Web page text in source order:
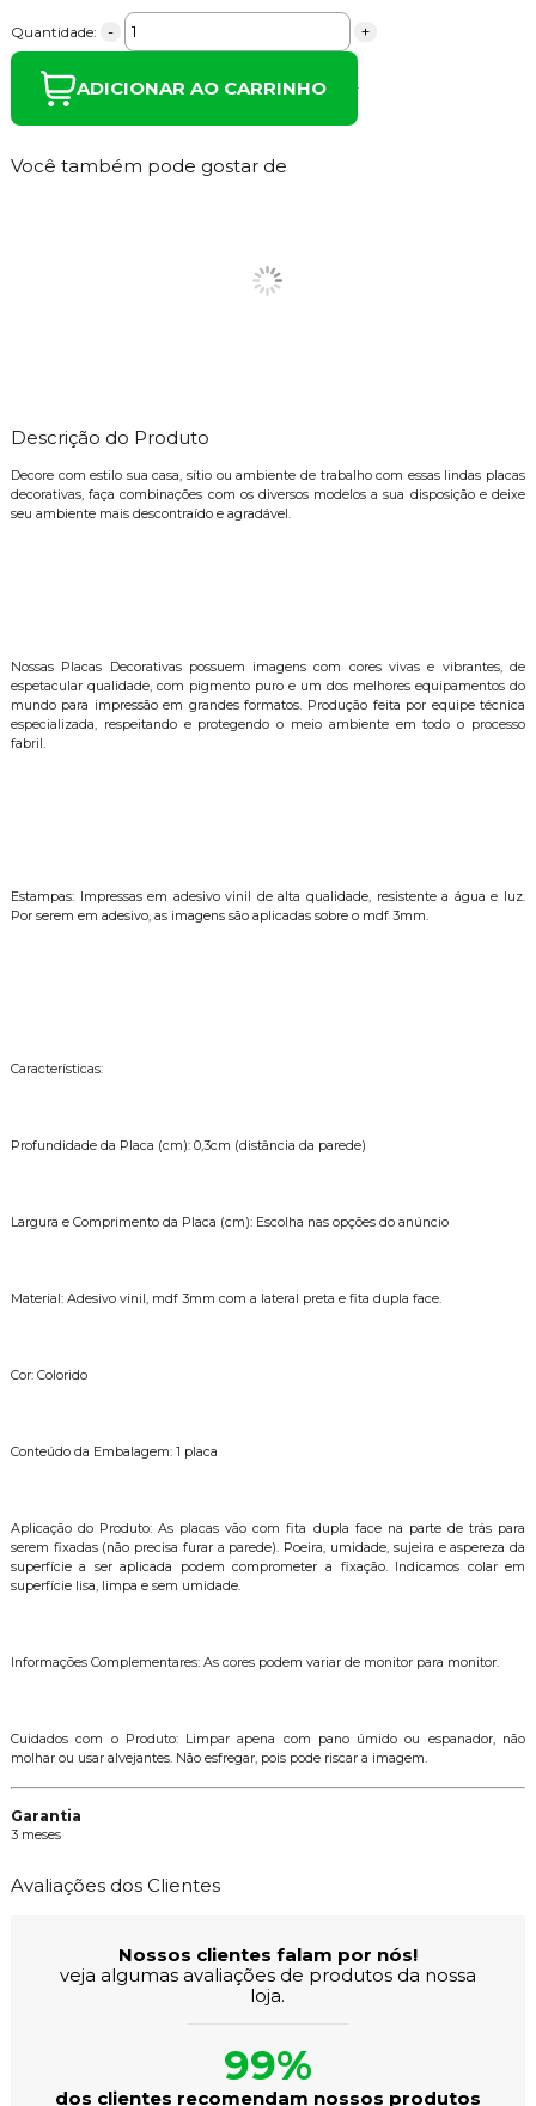
Quantidade: - +
ADICIONAR AO CARRINHO
Você também pode gostar de
Descrição do Produto
Decore com estilo sua casa, sítio ou ambiente de trabalho com essas lindas placas
decorativas, faça combinações com os diversos modelos a sua disposição e deixe
seu ambiente mais descontraído e agradável.
Nossas Placas Decorativas possuem imagens com cores vivas e vibrantes, de
espetacular qualidade, com pigmento puro e um dos melhores equipamentos do
mundo para impressão em grandes formatos. Produção feita por equipe técnica
especializada, respeitando e protegendo o meio ambiente em todo o processo
fabril.
Estampas: Impressas em adesivo vinil de alta qualidade, resistente a água e luz.
Por serem em adesivo, as imagens são aplicadas sobre o mdf 3mm.
Características:
Profundidade da Placa (cm): 0,3cm (distância da parede)
Largura e Comprimento da Placa (cm): Escolha nas opções do anúncio
Material: Adesivo vinil, mdf 3mm com a lateral preta e fita dupla face.
Cor: Colorido
Conteúdo da Embalagem: 1 placa
Aplicação do Produto: As placas vão com fita dupla face na parte de trás para
serem fixadas (não precisa furar a parede). Poeira, umidade, sujeira e aspereza da
superfície a ser aplicada podem comprometer a fixação. Indicamos colar em
superfície lisa, limpa e sem umidade.
Informações Complementares: As cores podem variar de monitor para monitor.
Cuidados com o Produto: Limpar apena com pano úmido ou espanador, não
molhar ou usar alvejantes. Não esfregar, pois pode riscar a imagem.
Garantia
3 meses
Avaliações dos Clientes
Nossos clientes falam por nós!
veja algumas avaliações de produtos da nossa
loja.
99%
dos clientes recomendam nossos produtos